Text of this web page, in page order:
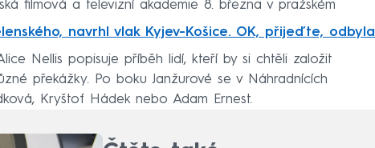
filmová a televizní akademie 8. března v pražském
navrhl vlak Kyjev-Košice. OK, přijeďte, odbyla
Nellis popisuje příběh lidí, kteří by si chtěli založit
překážky. Po boku Janžurové se v Náhradnících
Kryštof Hádek nebo Adam Ernest.